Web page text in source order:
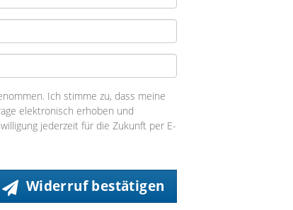
Ich stimme zu, dass meine
elektronisch erhoben und
jederzeit für die Zukunft per E-
Widerruf bestätigen